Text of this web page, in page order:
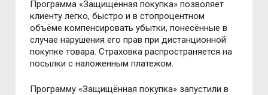
Программа «Защищённая покупка» позволяет
клиенту легко, быстро и в стопроцентном
объёме компенсировать убытки, понесённые в
случае нарушения его прав при дистанционной
покупке товара. Страховка распространяется на
посылки с наложенным платежом.
Программу «Защищённая покупка» запустили в